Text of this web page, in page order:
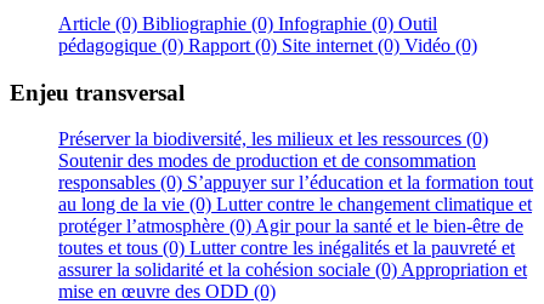
Article (0) Bibliographie (0) Infographie (0) Outil
pédagogique (0) Rapport (0) Site internet (0) Vidéo (0)
Enjeu transversal
Préserver la biodiversité, les milieux et les ressources (0)
Soutenir des modes de production et de consommation
responsables (0) S’appuyer sur l’éducation et la formation tout
au long de la vie (0) Lutter contre le changement climatique et
protéger l’atmosphère (0) Agir pour la santé et le bien-être de
toutes et tous (0) Lutter contre les inégalités et la pauvreté et
assurer la solidarité et la cohésion sociale (0) Appropriation et
mise en œuvre des ODD (0)